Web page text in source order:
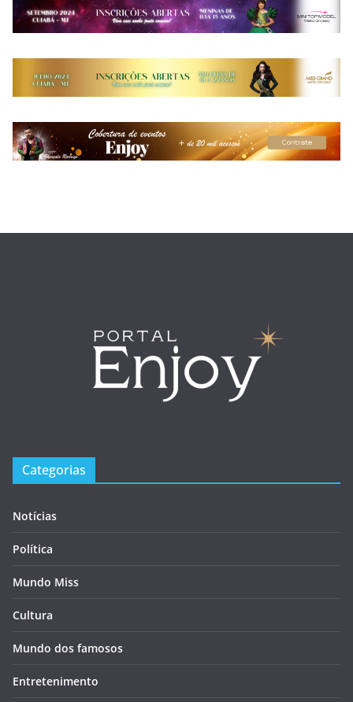
Categorias
Notícias
Política
Mundo Miss
Cultura
Mundo dos famosos
Entretenimento